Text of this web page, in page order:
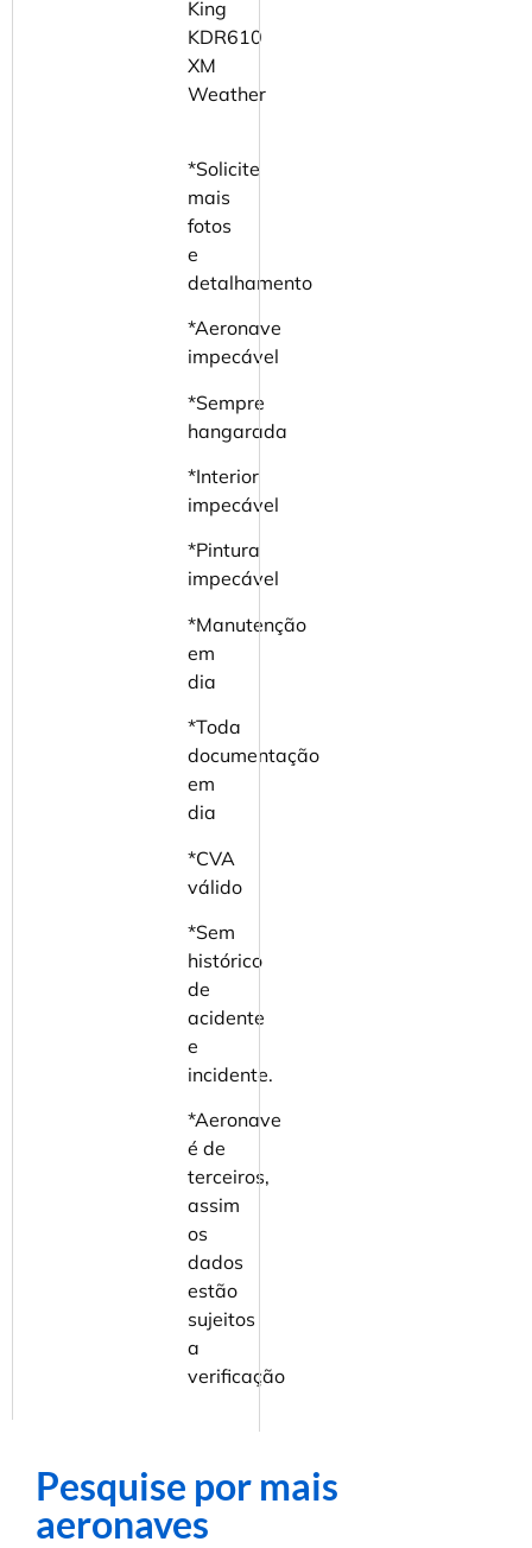
King
KDR610
XM
Weather
*Solicite
mais
fotos
e
detalhamento
*Aeronave
impecável
*Sempre
hangarada
*Interior
impecável
*Pintura
impecável
*Manutenção
em
dia
*Toda
documentação
em
dia
*CVA
válido
*Sem
histórico
de
acidente
e
incidente.
*Aeronave
é de
terceiros,
assim
os
dados
estão
sujeitos
a
verificação
Pesquise por mais
aeronaves